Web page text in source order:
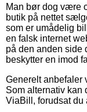
Man bør dog være
butik på nettet
som er umådelig
en falsk internet
på den anden
beskytter en imod
Generelt anbefaler
Som alternativ kan
ViaBill, forudsat du